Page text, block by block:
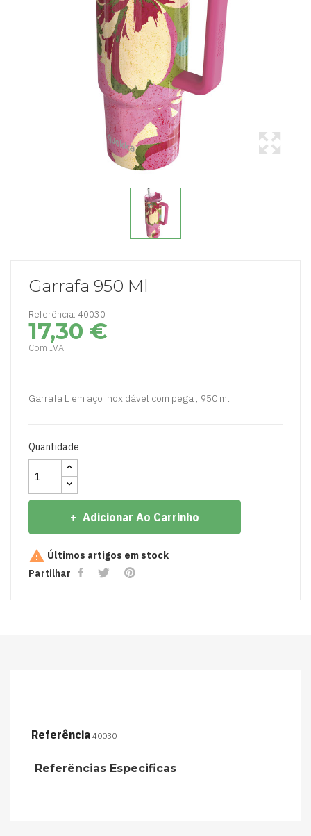
Garrafa 950 Ml
Referência: 40030
17,30 €
Com IVA
Garrafa L em aço inoxidável com pega , 950 ml
Quantidade
Adicionar Ao Carrinho
 Últimos artigos em stock
Partilhar
Referência 40030
Referências Especificas